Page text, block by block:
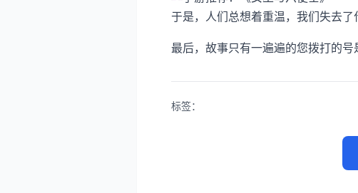
于是，人们总想着重温，我们失去了
最后，故事只有一遍遍的您拨打的号
标签：